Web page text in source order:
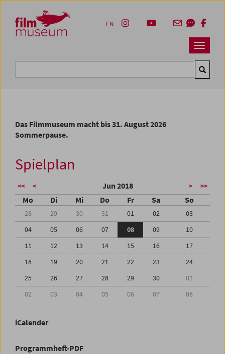
Zum Inhalt
Zum Hauptmenü
Zur Servicenavigation
Zum Suche
Navbar
EN
Das Filmmuseum macht bis 31. August 2026
Sommerpause.
Spielplan
<< < Jun 2018 > >>
Mo Di Mi Do Fr Sa So
28 29 30 31 01 02
03
04
05 06 07 08 09
10
11
12 13 14 15 16
17
18
19 20 21 22 23
24
25
26 27 28 29 30
01
02
03 04 05 06 07 08
iCalender
Programmheft-PDF